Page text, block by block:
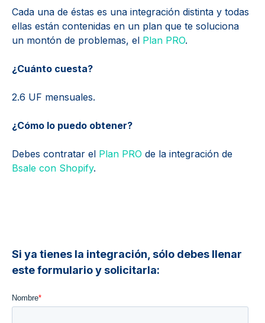
Cada una de éstas es una integración distinta y todas
ellas están contenidas en un plan que te soluciona
un montón de problemas, el Plan PRO.
¿Cuánto cuesta?
2.6 UF mensuales.
¿Cómo lo puedo obtener?
Debes contratar el Plan PRO de la integración de
Bsale con Shopify.
Si ya tienes la integración, sólo debes llenar
este formulario y solicitarla: